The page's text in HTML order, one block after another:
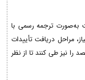
به‌صورت ترجمه رسمی با
مراحل دریافت تأییدات
نیز طی کنند تا از نظر